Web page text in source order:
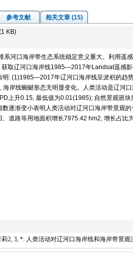
参考文献
相关文章 (15)
KB)
系河口海岸带生态系统稳定意义重大。利用遥
取辽河口海岸线1985—2017年Landsat遥感
明: (1)1985—2017年辽河口海岸线呈淤积的趋
海岸线蜿蜒形态无明显变化。人类活动是辽河
上升0.15, 最低值为0.01(1985); 自然景观斑
数逐渐变小表明人类活动对辽河口海岸带景观
道路等用地面积增长7975.42 hm2, 增长占
2, 3, *. 人类活动对辽河口海岸线和海岸带景观